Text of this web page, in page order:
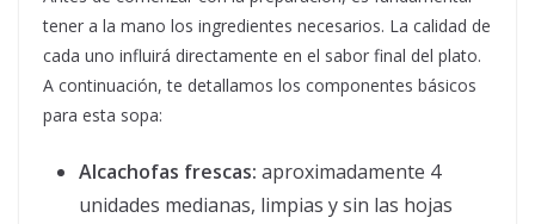
tener a la mano los ingredientes necesarios. La calidad de
cada uno influirá directamente en el sabor final del plato.
A continuación, te detallamos los componentes básicos
para esta sopa:
Alcachofas frescas: aproximadamente 4
unidades medianas, limpias y sin las hojas